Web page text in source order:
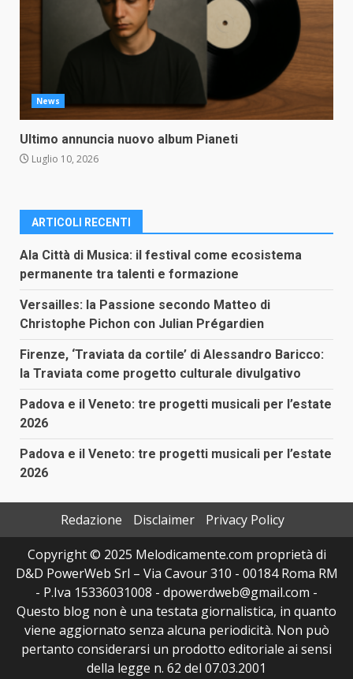
News
Ultimo annuncia nuovo album Pianeti
Luglio 10, 2026
ARTICOLI RECENTI
Ala Città di Musica: il festival come ecosistema
permanente tra talenti e formazione
Versailles: la Passione secondo Matteo di
Christophe Pichon con Julian Prégardien
Firenze, ‘Traviata da cortile’ di Alessandro Baricco:
la Traviata come progetto culturale divulgativo
Padova e il Veneto: tre progetti musicali per l’estate
2026
Padova e il Veneto: tre progetti musicali per l’estate
2026
Redazione Disclaimer
Privacy Policy
Copyright © 2025 Melodicamente.com proprietà di
D&D PowerWeb Srl – Via Cavour 310 - 00184 Roma RM
- P.Iva 15336031008 - dpowerdweb@gmail.com -
Questo blog non è una testata giornalistica, in quanto
viene aggiornato senza alcuna periodicità. Non può
pertanto considerarsi un prodotto editoriale ai sensi
della legge n. 62 del 07.03.2001